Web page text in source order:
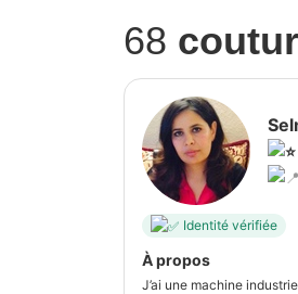
68
Identité vérifiée
À propos
J’ai une machine